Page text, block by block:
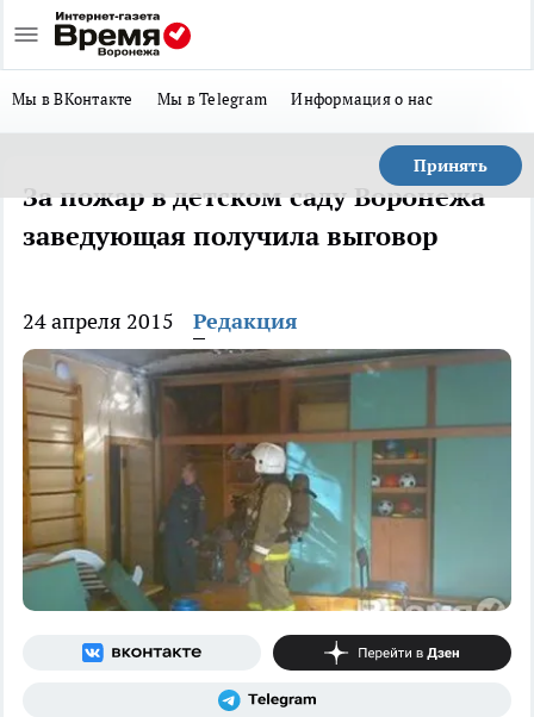
Мы в ВКонтакте Мы в Telegram Информация о нас
Принять
За пожар в детском саду Воронежа
заведующая получила выговор
24 апреля 2015 Редакция